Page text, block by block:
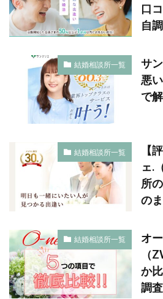
口
自
結婚相談所一覧
サ
悪
で
結婚相談所一覧
【
ェ.
所
の
結婚相談所一覧
オ
（
か
調査